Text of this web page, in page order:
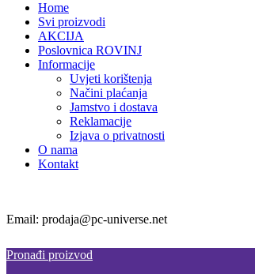
Home
Svi proizvodi
AKCIJA
Poslovnica ROVINJ
Informacije
Uvjeti korištenja
Načini plaćanja
Jamstvo i dostava
Reklamacije
Izjava o privatnosti
O nama
Kontakt
Email: prodaja@pc-universe.net
Pronađi proizvod